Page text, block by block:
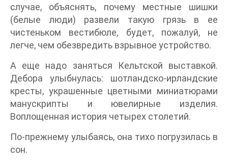
случае, объяснять, почему местные шишки
(белые люди) развели такую грязь в ее
чистеньком вестибюле, будет, пожалуй, не
легче, чем обезвредить взрывное устройство.
А еще надо заняться Кельтской выставкой.
Дебора улыбнулась: шотландско-ирландские
кресты, украшенные цветными миниатюрами
манускрипты и ювелирные изделия.
Воплощенная история четырех столетий.
По-прежнему улыбаясь, она тихо погрузилась в
сон.